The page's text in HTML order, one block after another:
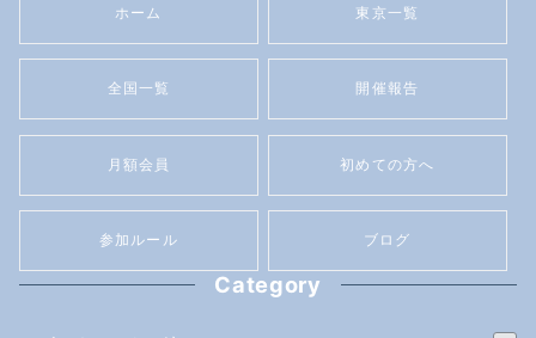
ホーム 東京一覧
全国一覧 開催報告
月額会員 初めての方へ
参加ルール ブログ
Category